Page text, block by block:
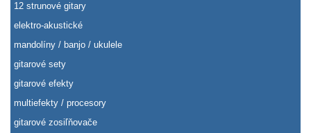
12 strunové gitary
elektro-akustické
mandolíny / banjo / ukulele
gitarové sety
gitarové efekty
multiefekty / procesory
gitarové zosiľňovače